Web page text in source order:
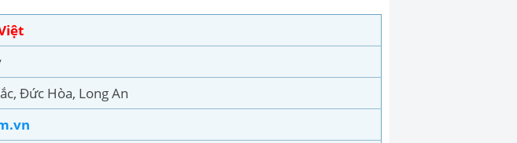
Đức Hòa, Long An